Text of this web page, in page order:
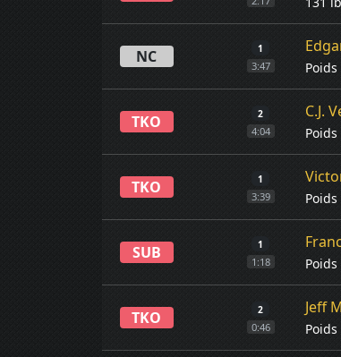
NC 1
3:47
TKO 2
4:04
C.J.
TKO 1
3:39
SUB 1
1:18
TKO 2
0:46
Jeff